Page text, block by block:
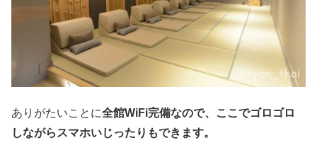
ありがたいことに全館WiFi完備なので、ここでゴロゴロ
しながらスマホいじったりもできます。